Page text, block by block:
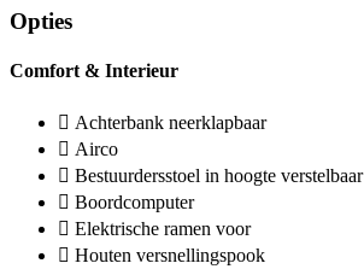
Opties
Comfort & Interieur
Achterbank neerklapbaar
Airco
Bestuurdersstoel in hoogte verstelbaar
Boordcomputer
Elektrische ramen voor
Houten versnellingspook